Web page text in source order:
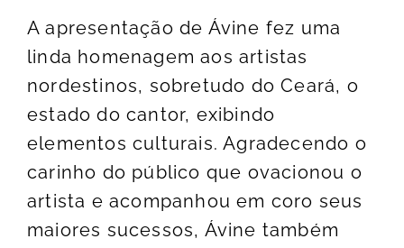
A apresentação de Ávine fez uma
linda homenagem aos artistas
nordestinos, sobretudo do Ceará, o
estado do cantor, exibindo
elementos culturais. Agradecendo o
carinho do público que ovacionou o
artista e acompanhou em coro seus
maiores sucessos, Ávine também